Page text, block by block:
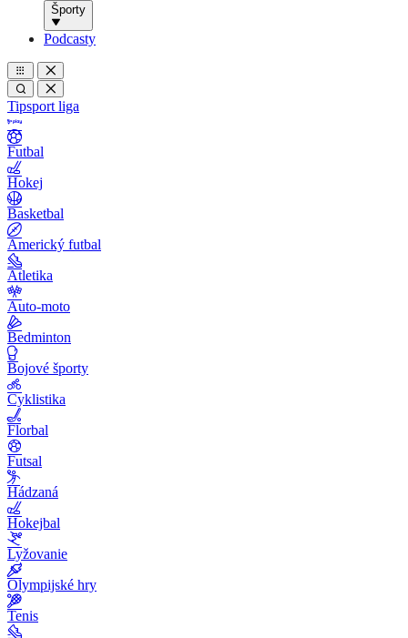
Športy
Podcasty
Tipsport liga
Futbal
Hokej
Basketbal
Americký futbal
Atletika
Auto-moto
Bedminton
Bojové športy
Cyklistika
Florbal
Futsal
Hádzaná
Hokejbal
Lyžovanie
Olympijské hry
Tenis